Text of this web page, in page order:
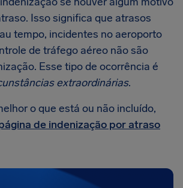
Isso significa que atrasos
tempo, incidentes no aeroporto
de tráfego aéreo não são
Esse tipo de ocorrência é
extraordinárias.
o que está ou não incluído,
de indenização por atraso